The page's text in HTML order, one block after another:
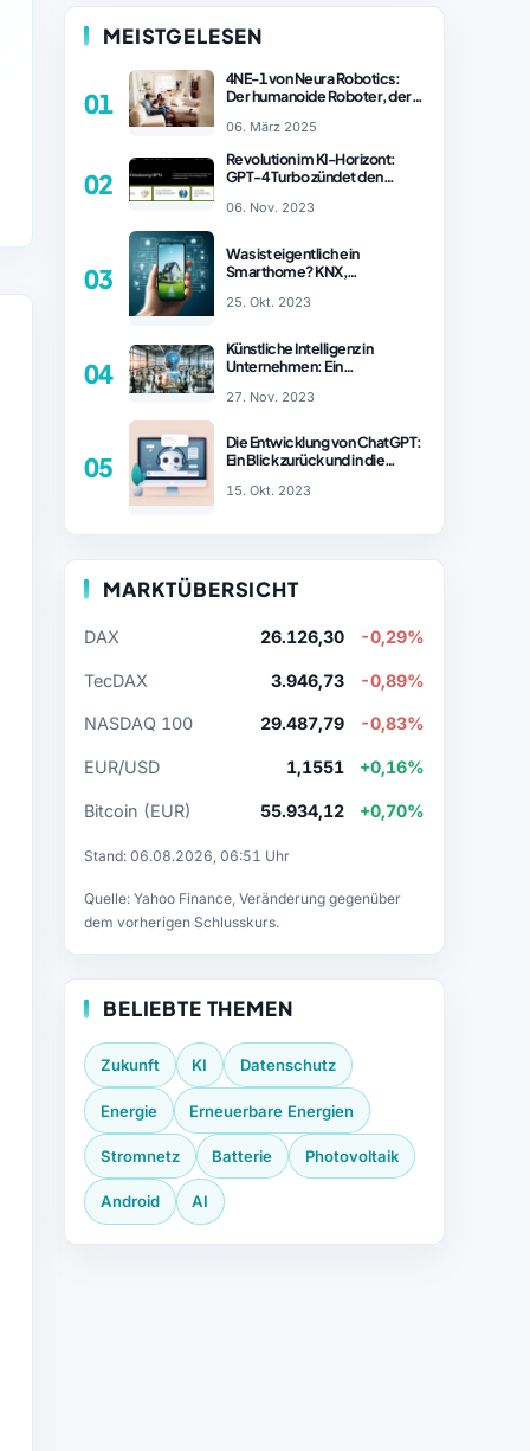
MEISTGELESEN
01
4NE-1 von Neura Robotics:
Der humanoide Roboter, der
revolutionieren könnte
06. März 2025
02
Revolution im KI-Horizont:
GPT-4 Turbo zündet den
– ChatGPT Revolution!
06. Nov. 2023
03
Was ist eigentlich ein
Smarthome? KNX,
Vergleich
25. Okt. 2023
04
Künstliche Intelligenz in
Unternehmen: Ein
27. Nov. 2023
05
Die Entwicklung von ChatGPT:
Ein Blick zurück und in die
15. Okt. 2023
MARKTÜBERSICHT
DAX 26.126,30 -0,29%
TecDAX 3.946,73 -0,89%
NASDAQ 100 29.487,79 -0,83%
EUR/USD 1,1551 +0,16%
Bitcoin (EUR) 55.934,12 +0,70%
Stand: 06.08.2026, 06:51 Uhr
Quelle: Yahoo Finance, Veränderung gegenüber
dem vorherigen Schlusskurs.
BELIEBTE THEMEN
Zukunft KI Datenschutz
Energie Erneuerbare Energien
Stromnetz Batterie Photovoltaik
Android AI